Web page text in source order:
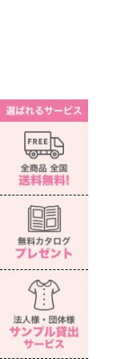
エンジョイ ベスト
ESV1030
¥12,155